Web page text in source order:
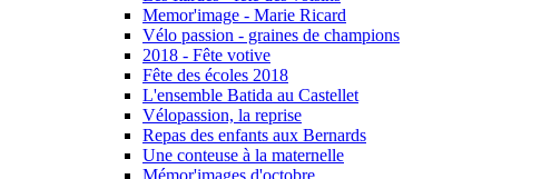
Memor'image - Marie Ricard
Vélo passion - graines de champions
2018 - Fête votive
Fête des écoles 2018
L'ensemble Batida au Castellet
Vélopassion, la reprise
Repas des enfants aux Bernards
Une conteuse à la maternelle
Mémor'images d'octobre